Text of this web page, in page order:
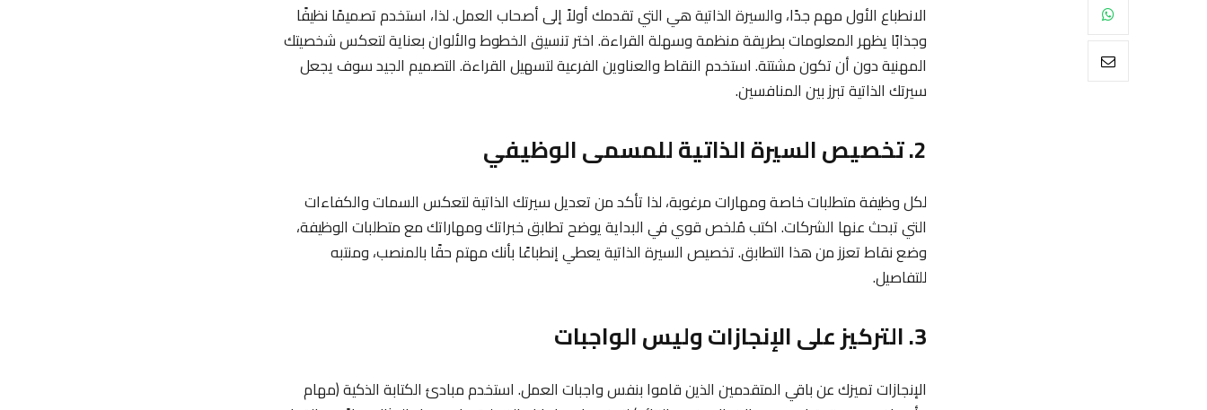
الانطباع الأول مهم جدًا، والسيرة الذاتية هي التي تقدمك أولاً إلى أصحاب العمل. لذا، استخدم تصميمًا نظيفًا
وجذابًا يظهر المعلومات بطريقة منظمة وسهلة القراءة. اختر تنسيق الخطوط والألوان بعناية لتعكس شخصيتك
المهنية دون أن تكون مشتتة. استخدم النقاط والعناوين الفرعية لتسهيل القراءة. التصميم الجيد سوف يجعل
سيرتك الذاتية تبرز بين المنافسين.
2. تخصيص السيرة الذاتية للمسمى الوظيفي
لكل وظيفة متطلبات خاصة ومهارات مرغوبة، لذا تأكد من تعديل سيرتك الذاتية لتعكس السمات والكفاءات
التي تبحث عنها الشركات. اكتب مُلخص قوي في البداية يوضح تطابق خبراتك ومهاراتك مع متطلبات الوظيفة،
وضع نقاط تعزز من هذا التطابق. تخصيص السيرة الذاتية يعطي إنطباعًا بأنك مهتم حقًا بالمنصب، ومنتبه
للتفاصيل.
3. التركيز على الإنجازات وليس الواجبات
الإنجازات تميزك عن باقي المتقدمين الذين قاموا بنفس واجبات العمل. استخدم مبادئ الكتابة الذكية (مهام